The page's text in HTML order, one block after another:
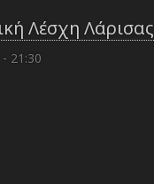
Λέσχη Λάρισας
21:30